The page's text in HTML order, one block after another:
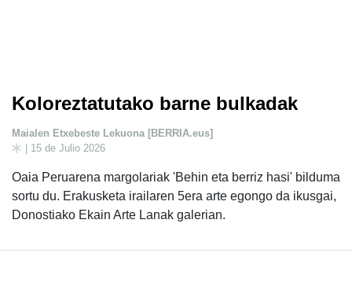
Koloreztatutako barne bulkadak
Maialen Etxebeste Lekuona [BERRIA.eus]
| 15 de Julio 2026
Oaia Peruarena margolariak 'Behin eta berriz hasi' bilduma
sortu du. Erakusketa irailaren 5era arte egongo da ikusgai,
Donostiako Ekain Arte Lanak galerian.